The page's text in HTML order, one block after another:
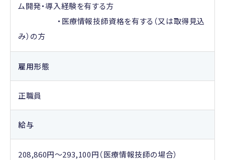
ム開発・導入経験を有する方
・医療情報技師資格を有する（又は取得見込
み）の方
雇用形態
正職員
給与
208,860円～293,100円（医療情報技師の場合）